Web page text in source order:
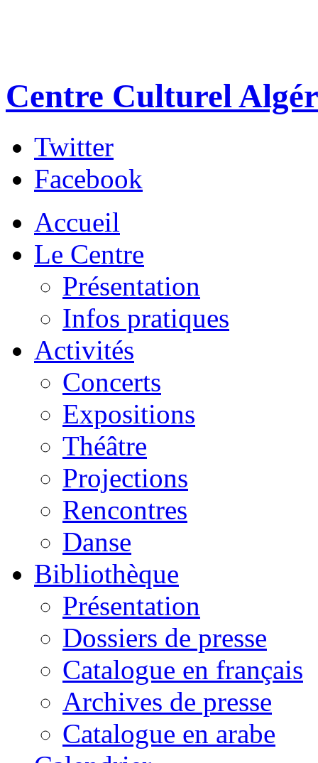
Centre Culturel
Twitter
Facebook
Accueil
Le Centre
Présentation
Infos pratiques
Activités
Concerts
Expositions
Théâtre
Projections
Rencontres
Danse
Bibliothèque
Présentation
Dossiers de presse
Catalogue en français
Archives de presse
Catalogue en arabe